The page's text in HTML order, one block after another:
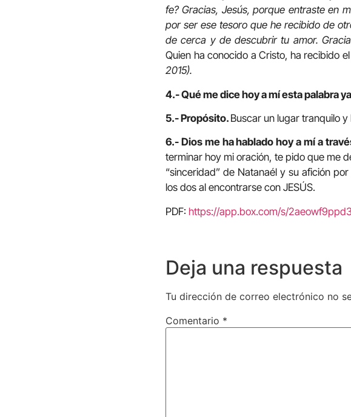
fe? Gracias, Jesús, porque entraste en
por ser ese tesoro que he recibido de
de cerca y de descubrir tu amor.
Quien ha conocido a Cristo, ha recibido
2015).
4.- Qué me dice hoy a mí esta palabra
5.- Propósito. Buscar un lugar tranquilo y
6.- Dios me ha hablado hoy a mí a
terminar hoy mi oración, te pido que me
“sinceridad” de Natanaél y su afición
los dos al encontrarse con JESÚS.
PDF: https://app.box.com/s/
Deja una respuesta
Tu dirección de correo electrónico no
Comentario *